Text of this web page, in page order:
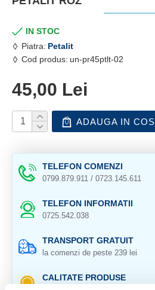
IN STOC
Piatra: Petalit
Cod produs: un-pr45ptlt-02
45,00 Lei
ADAUGA IN COS
TELEFON COMENZI
0799.879.911 / 0723.145.611
TELEFON INFORMATII
0725.542.038
TRANSPORT GRATUIT
la comenzi de peste 239 lei
CALITATE PRODUSE